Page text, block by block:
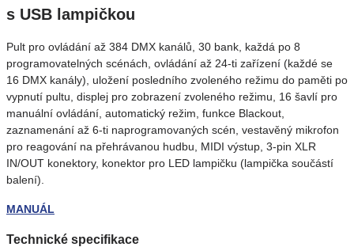
s USB lampičkou
Pult pro ovládání až 384 DMX kanálů, 30 bank, každá po 8
programovatelných scénách, ovládání až 24-ti zařízení (každé se
16 DMX kanály), uložení posledního zvoleného režimu do paměti po
vypnutí pultu, displej pro zobrazení zvoleného režimu, 16 šavlí pro
manuální ovládání, automatický režim, funkce Blackout,
zaznamenání až 6-ti naprogramovaných scén, vestavěný mikrofon
pro reagování na přehrávanou hudbu, MIDI výstup, 3-pin XLR
IN/OUT konektory, konektor pro LED lampičku (lampička součástí
balení).
MANUÁL
Technické specifikace